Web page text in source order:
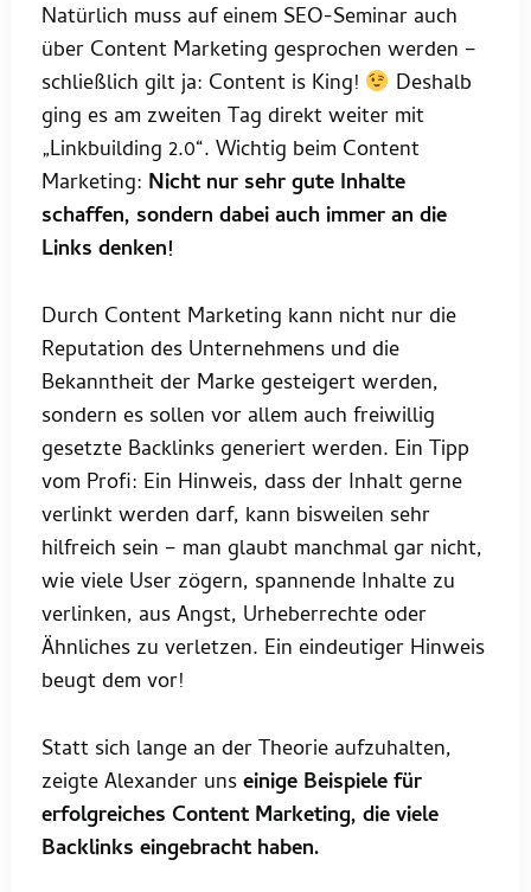
Natürlich muss auf einem SEO-Seminar auch
über Content Marketing gesprochen werden –
schließlich gilt ja: Content is King!
Deshalb
ging es am zweiten Tag direkt weiter mit
„Linkbuilding 2.0“. Wichtig beim Content
Marketing: Nicht nur sehr gute Inhalte
schaffen, sondern dabei auch immer an die
Links denken!
Durch Content Marketing kann nicht nur die
Reputation des Unternehmens und die
Bekanntheit der Marke gesteigert werden,
sondern es sollen vor allem auch freiwillig
gesetzte Backlinks generiert werden. Ein Tipp
vom Profi: Ein Hinweis, dass der Inhalt gerne
verlinkt werden darf, kann bisweilen sehr
hilfreich sein – man glaubt manchmal gar nicht,
wie viele User zögern, spannende Inhalte zu
verlinken, aus Angst, Urheberrechte oder
Ähnliches zu verletzen. Ein eindeutiger Hinweis
beugt dem vor!
Statt sich lange an der Theorie aufzuhalten,
zeigte Alexander unseinige Beispiele für
erfolgreiches Content Marketing, die viele
Backlinks eingebracht haben.